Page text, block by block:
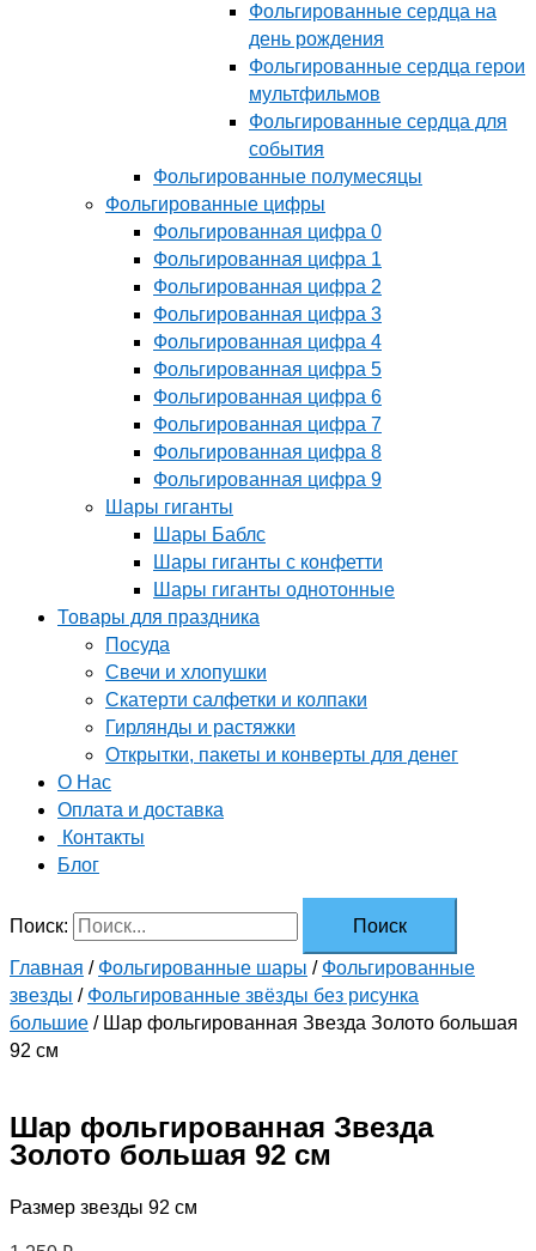
Фольгированные сердца на
день рождения
Фольгированные сердца герои
мультфильмов
Фольгированные сердца для
события
Фольгированные полумесяцы
Фольгированные цифры
Фольгированная цифра 0
Фольгированная цифра 1
Фольгированная цифра 2
Фольгированная цифра 3
Фольгированная цифра 4
Фольгированная цифра 5
Фольгированная цифра 6
Фольгированная цифра 7
Фольгированная цифра 8
Фольгированная цифра 9
Шары гиганты
Шары Баблс
Шары гиганты с конфетти
Шары гиганты однотонные
Товары для праздника
Посуда
Свечи и хлопушки
Скатерти салфетки и колпаки
Гирлянды и растяжки
Открытки, пакеты и конверты для денег
О Нас
Оплата и доставка
Контакты
Блог
Поиск:
Главная / Фольгированные шары / Фольгированные
звезды / Фольгированные звёзды без рисунка
большие / Шар фольгированная Звезда Золото большая
92 см
Шар фольгированная Звезда
Золото большая 92 см
Размер звезды 92 см